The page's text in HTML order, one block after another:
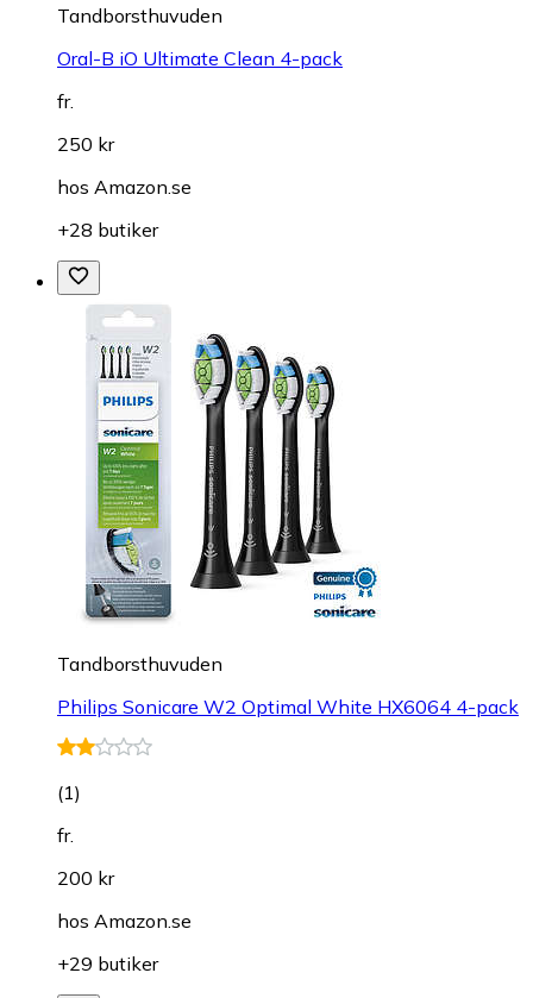
Tandborsthuvuden
Oral-B iO Ultimate Clean 4-pack
fr.
250 kr
hos Amazon.se
+28 butiker
Tandborsthuvuden
Philips Sonicare W2 Optimal White HX6064 4-pack
(1)
fr.
200 kr
hos Amazon.se
+29 butiker